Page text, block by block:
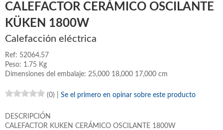
CALEFACTOR CERÁMICO OSCILANTE
KÜKEN 1800W
Calefacción eléctrica
Ref: 52064.57
Peso: 1.75 Kg
Dimensiones del embalaje: 25,000 18,000 17,000 cm
(0) Se el primero en opinar sobre este producto
DESCRIPCIÓN
CALEFACTOR KUKEN CERÁMICO OSCILANTE 1800W